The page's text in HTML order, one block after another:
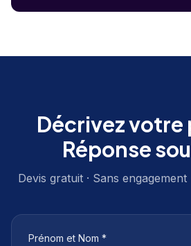
Décrivez
Réponse
Devis gratuit · Sans
Prénom et Nom *